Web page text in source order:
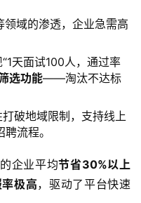
领域的渗透，企业急需高
天面试100人，通过率
选功能——淘汰不达标
破地域限制，支持线上
流程。
企业平均节省30%以上
极高，驱动了平台快速